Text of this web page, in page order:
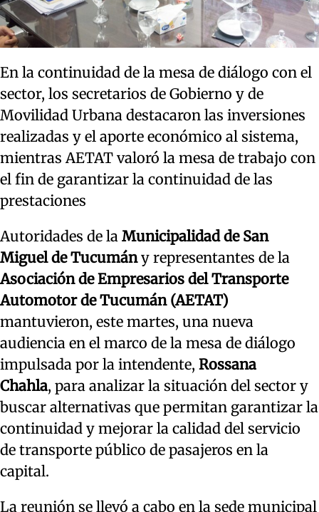
En la continuidad de la mesa de diálogo con el
sector, los secretarios de Gobierno y de
Movilidad Urbana destacaron las inversiones
realizadas y el aporte económico al sistema,
mientras AETAT valoró la mesa de trabajo con
el fin de garantizar la continuidad de las
prestaciones
Autoridades de la Municipalidad de San
Miguel de Tucumány representantes de la
Asociación de Empresarios del Transporte
Automotor de Tucumán (AETAT)
mantuvieron, este martes, una nueva
audiencia en el marco de la mesa de diálogo
impulsada por la intendente, Rossana
Chahla, para analizar la situación del sector y
buscar alternativas que permitan garantizar la
continuidad y mejorar la calidad del servicio
de transporte público de pasajeros en la
capital.
La reunión se llevó a cabo en la sede municipal